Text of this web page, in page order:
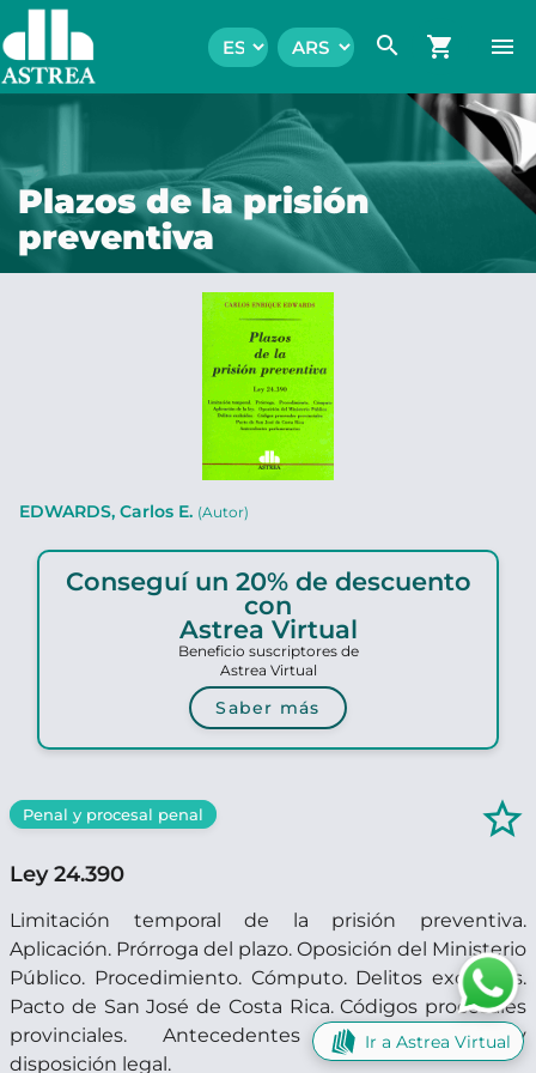
search shopping_cart menu
Plazos de la prisión
preventiva
EDWARDS, Carlos E. (Autor)
Conseguí un 20% de descuento
con
Astrea Virtual
Beneficio suscriptores de
Astrea Virtual
Saber más
Penal y procesal penal star_border
Ley 24.390
Limitación temporal de la prisión preventiva.
Aplicación. Prórroga del plazo. Oposición del Ministerio
Público. Procedimiento. Cómputo. Delitos excluidos.
Pacto de San José de Costa Rica. Códigos procesales
provinciales. Antecedentes parlamentarios y
disposición legal.
Ir a Astrea Virtual